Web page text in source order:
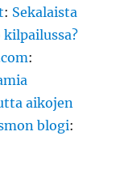
: Sekalaista
:
aikojen
blogi: